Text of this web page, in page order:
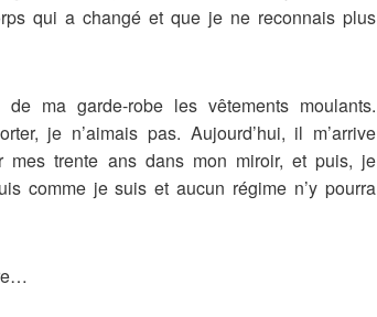
qui a changé et que je ne reconnais plus
ma garde-robe les vêtements moulants.
je n’aimais pas. Aujourd’hui, il m’arrive
mes trente ans dans mon miroir, et puis, je
comme je suis et aucun régime n’y pourra